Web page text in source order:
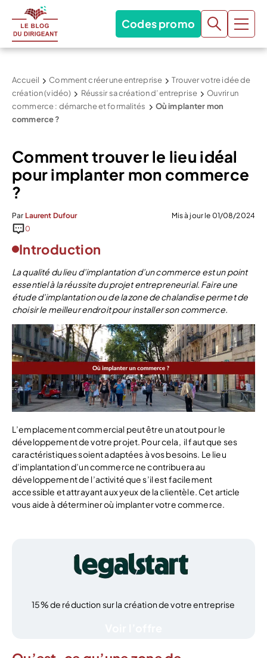
Codes promo
Accueil Comment créer une entreprise
Trouver votre idée de
création (vidéo)
Réussir sa création d’entreprise
Ouvrir un
commerce : démarche et formalités
Où implanter mon
commerce ?
Comment trouver le lieu idéal
pour implanter mon commerce
?
Par Laurent Dufour
Mis à jour le 01/08/2024
0
Introduction
La qualité du lieu d’implantation d’un commerce est un point
essentiel à la réussite du projet entrepreneurial. Faire une
étude d’implantation ou de la zone de chalandise permet de
choisir le meilleur endroit pour installer son commerce.
L’emplacement commercial peut être un atout pour le
développement de votre projet. Pour cela, il faut que ses
caractéristiques soient adaptées à vos besoins. Le lieu
d’implantation d’un commerce ne contribuera au
développement de l’activité que s’il est facilement
accessible et attrayant aux yeux de la clientèle. Cet article
vous aide à déterminer où implanter votre commerce.
15% de réduction sur la création de votre entreprise